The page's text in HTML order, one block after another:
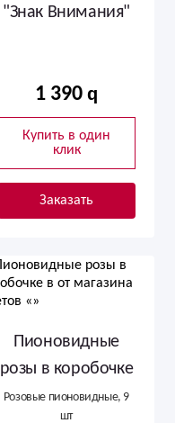
"Знак Внимания"
1 390
Купить в один
клик
Заказать
Пионовидные
розы в коробочке
Розовые пионовидные, 9
шт